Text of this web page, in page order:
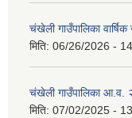
चंखेली गाउँपालिका
मिति: 06/26/2026 -
चंखेली गाउँपालिका आ.व.
मिति: 07/02/2025 -